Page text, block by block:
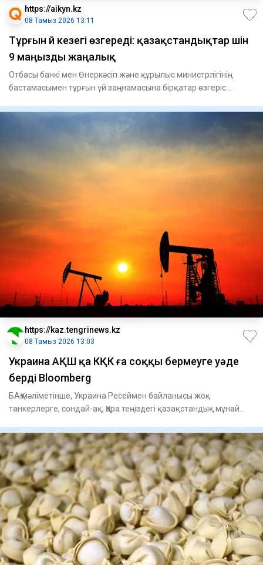
https://aikyn.kz
08 Тамыз 2026 13:11
Тұрғын үй кезегі өзгереді: қазақстандықтар үшін
9 маңызды жаңалық
Отбасы банкі мен Өнеркәсіп және құрылыс министрлігінің
бастамасымен тұрғын үй заңнамасына бірқатар өзгеріс
https://kaz.tengrinews.kz
08 Тамыз 2026 13:03
Украина АҚШ қа КҚК ға соққы бермеуге уәде
берді Bloomberg
БАҚ мәліметінше, Украина Ресеймен байланысы жоқ
танкерлерге, сондай-ақ, Қара теңіздегі қазақстандық мұнай